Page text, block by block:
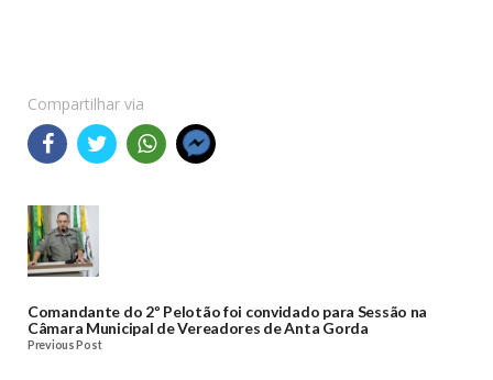
Compartilhar via
Comandante do 2º Pelotão foi convidado para Sessão na
Câmara Municipal de Vereadores de Anta Gorda
Previous Post